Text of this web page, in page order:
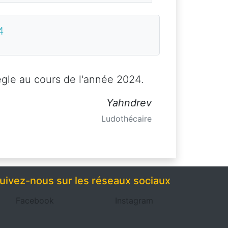
au cours de l'année 2024.
Yahndrev
Ludothécaire
nous sur les réseaux sociaux
Facebook Instagram